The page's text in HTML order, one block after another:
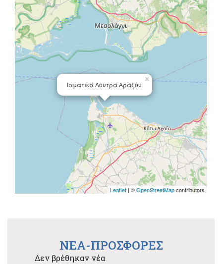
Ιαματικά Λουτρά Αράξου
×
Leaflet | ©OpenStreetMapcontributors
NEA-ΠΡΟΣΦΟΡΕΣ
Δεν βρέθηκαν νέα